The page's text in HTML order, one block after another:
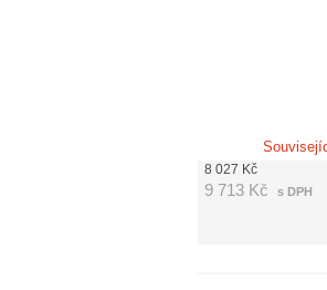
8 027 Kč
9 713 Kč s DPH